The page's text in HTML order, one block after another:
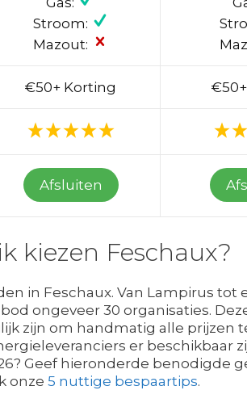
Stroom:
Mazout:
€50+ Korting
Afsluiten
kiezen Feschaux?
in Feschaux. Van Lampirus
ongeveer 30 organisaties.
zijn om handmatig alle prijzen
er beschikbaar
Geef hieronderde benodigde
onze 5 nuttige bespaartips.